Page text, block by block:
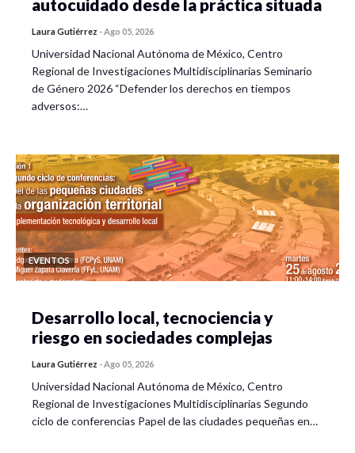
autocuidado desde la práctica situada
Laura Gutiérrez -Ago 05, 2026
Universidad Nacional Autónoma de México, Centro
Regional de Investigaciones Multidisciplinarias Seminario
de Género 2026 “Defender los derechos en tiempos
adversos:…
EVENTOS
Desarrollo local, tecnociencia y
riesgo en sociedades complejas
Laura Gutiérrez -Ago 05, 2026
Universidad Nacional Autónoma de México, Centro
Regional de Investigaciones Multidisciplinarias Segundo
ciclo de conferencias Papel de las ciudades pequeñas en…